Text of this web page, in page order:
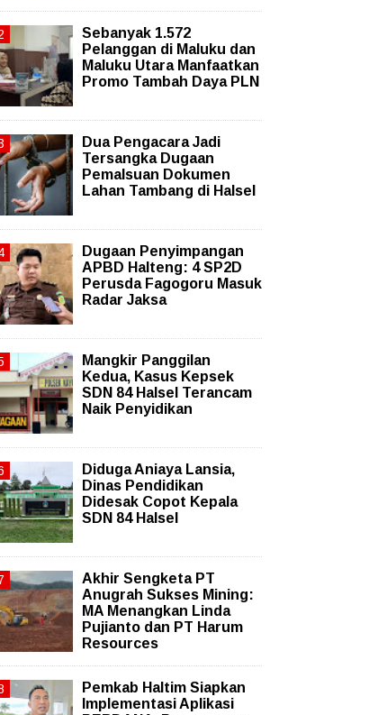
Sebanyak 1.572
Pelanggan di Maluku dan
Maluku Utara Manfaatkan
Promo Tambah Daya PLN
Dua Pengacara Jadi
Tersangka Dugaan
Pemalsuan Dokumen
Lahan Tambang di Halsel
Dugaan Penyimpangan
APBD Halteng: 4 SP2D
Perusda Fagogoru Masuk
Radar Jaksa
Mangkir Panggilan
Kedua, Kasus Kepsek
SDN 84 Halsel Terancam
Naik Penyidikan
Diduga Aniaya Lansia,
Dinas Pendidikan
Didesak Copot Kepala
SDN 84 Halsel
Akhir Sengketa PT
Anugrah Sukses Mining:
MA Menangkan Linda
Pujianto dan PT Harum
Resources
Pemkab Haltim Siapkan
Implementasi Aplikasi